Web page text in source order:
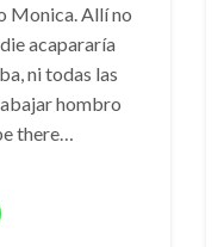
Monica. Allí no
acapararía
ni todas las
hombro
there…